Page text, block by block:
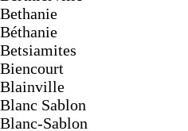
Bethanie
Béthanie
Betsiamites
Biencourt
Blainville
Blanc Sablon
Blanc-Sablon